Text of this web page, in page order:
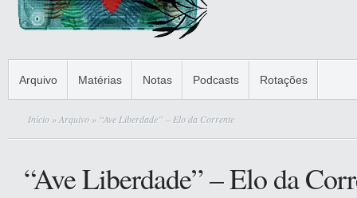
Arquivo Matérias Notas Podcasts Rotações
Início »Arquivo » “Ave Liberdade” – Elo da Corrente
“Ave Liberdade” – Elo da